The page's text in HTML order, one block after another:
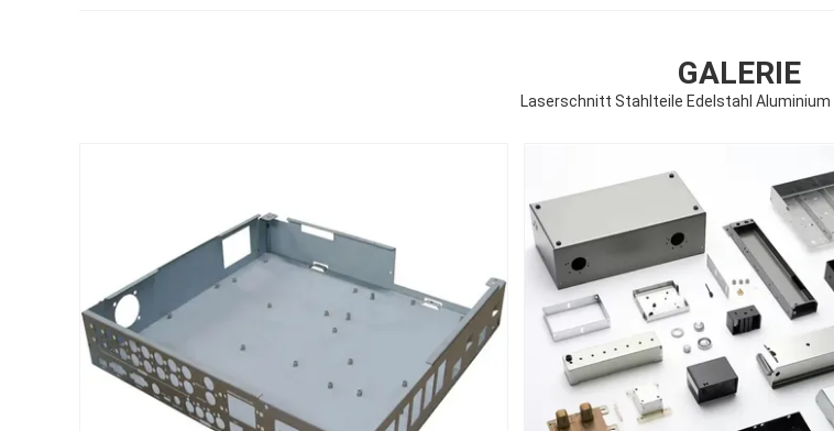
GALERIE
Laserschnitt Stahlteile Edelstahl